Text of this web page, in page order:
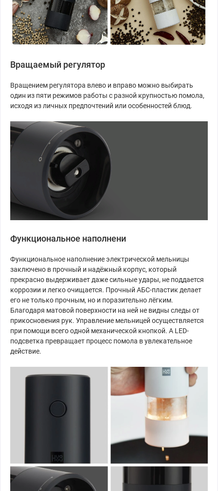
Вращаемый регулятор
Вращением регулятора влево и вправо можно выбирать
один из пяти режимов работы с разной крупностью помола,
исходя из личных предпочтений или особенностей блюд.
Функциональное наполнени
Функциональное наполнение электрической мельницы
заключено в прочный и надёжный корпус, который
прекрасно выдерживает даже сильные удары, не поддается
коррозии и легко очищается. Прочный АБС-пластик делает
его не только прочным, но и поразительно лёгким.
Благодаря матовой поверхности на ней не видны следы от
прикосновения рук. Управление мельницей осуществляется
при помощи всего одной механической кнопкой. А LED-
подсветка превращает процесс помола в увлекательное
действие.